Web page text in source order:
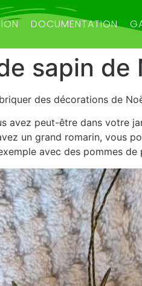
DOCUMENTATION
sapin de
des décorations de
avez peut-être dans votre
un grand romarin, vous
avec des pommes